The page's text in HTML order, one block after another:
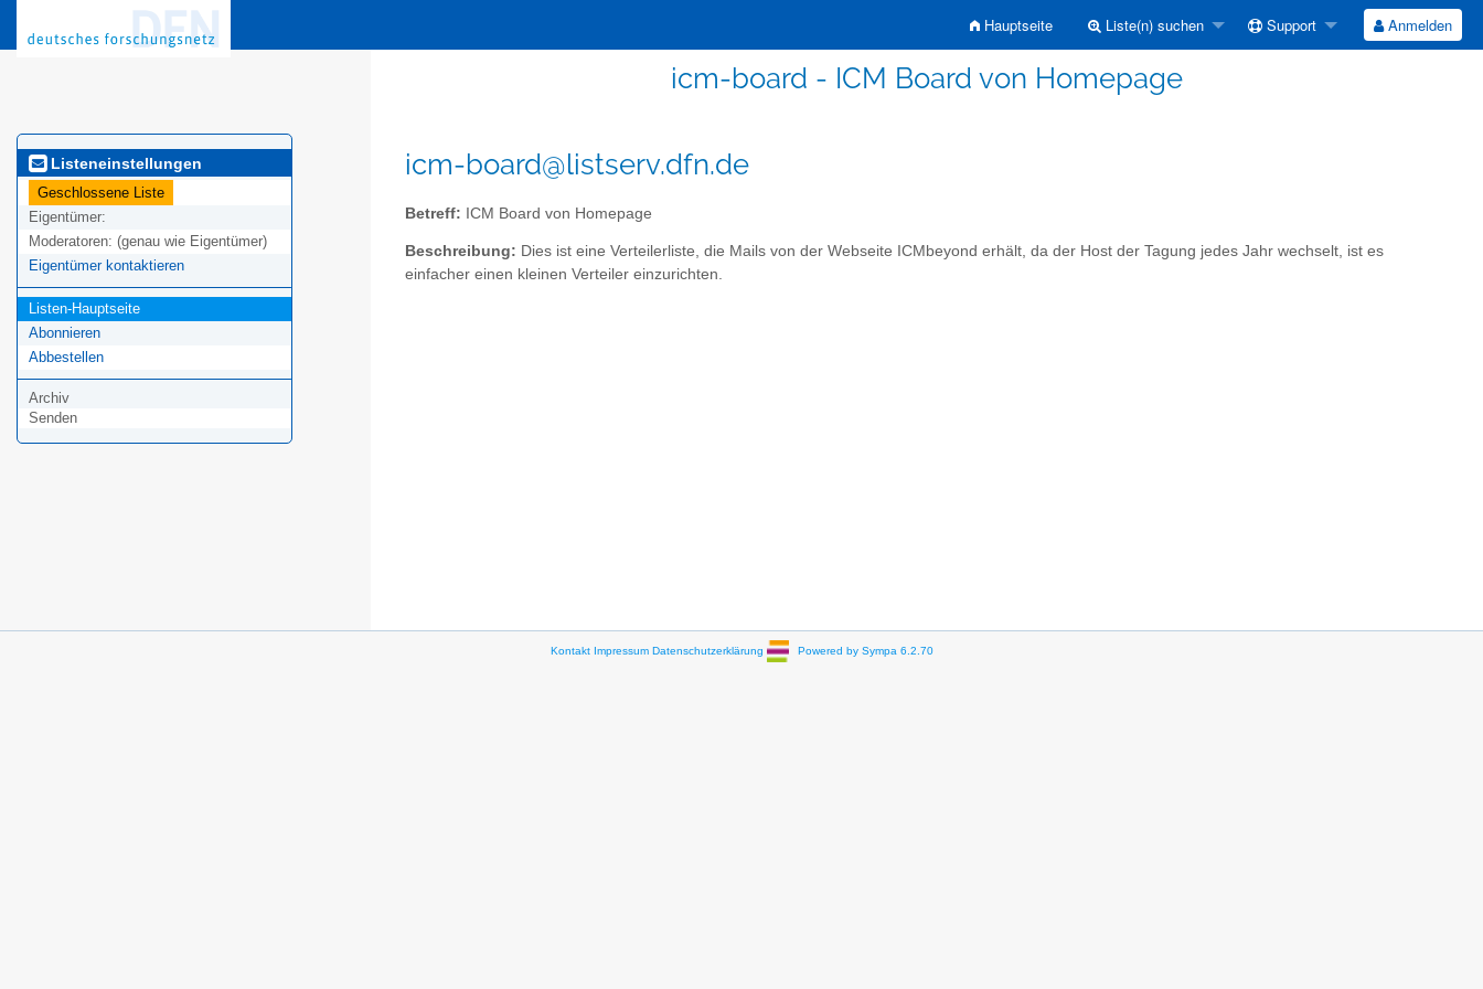
Hauptseite Liste(n) suchen Support Anmelden
icm-board - ICM Board von Homepage
Listeneinstellungen
Geschlossene Liste
Eigentümer:
Moderatoren: (genau wie Eigentümer)
Eigentümer kontaktieren
Listen-Hauptseite
Abonnieren
Abbestellen
Archiv
Senden
icm-board@listserv.dfn.de
Betreff: ICM Board von Homepage
Beschreibung: Dies ist eine Verteilerliste, die Mails von der Webseite ICMbeyond erhält, da der Host der Tagung jedes Jahr wechselt, ist es
einfacher einen kleinen Verteiler einzurichten.
Kontakt Impressum Datenschutzerklärung Powered by Sympa 6.2.70